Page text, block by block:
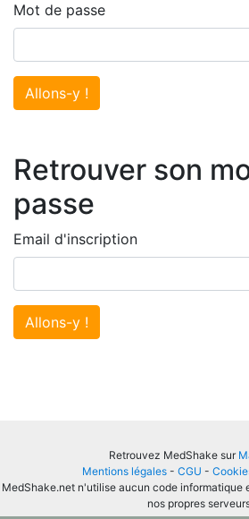
Mot de passe
Allons-y !
Retrouver son
passe
Email d'inscription
Allons-y !
Retrouvez MedShake sur
Mentions légales - CGU -
MedShake.net n'utilise aucun code informatique
nos propres